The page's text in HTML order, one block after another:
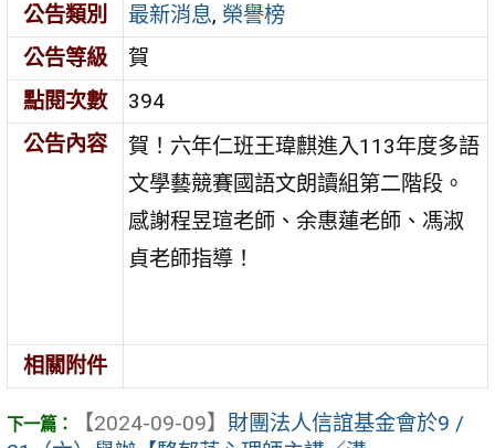
公告類別
最新消息, 榮譽榜
公告等級
賀
點閱次數
394
公告內容
賀！六年仁班王瑋麒進入113年度多語
文學藝競賽國語文朗讀組第二階段。
感謝程昱瑄老師、余惠蓮老師、馮淑
貞老師指導！
相關附件
【2024-09-09】 財團法人信誼基金會於9 /